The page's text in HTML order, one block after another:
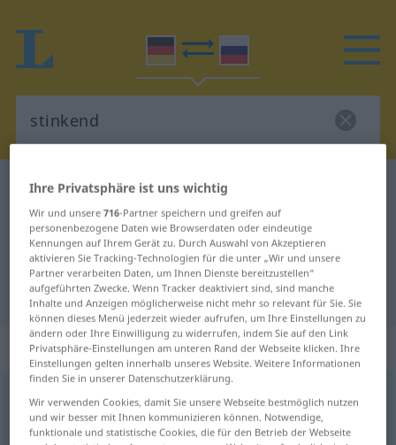
Deutsch-Russisch Wörterbuch
Deutsch-Russisch Übersetzung für
"stinkend"
"stinkend" Russisch Übersetzung
„stinkend“: Adjektiv
stinkend adj
Übersicht aller Übersetzungen
Ihre Privatsphäre ist uns wichtig
Wir und unsere716-Partner speichern und greifen auf
personenbezogene Daten wie Browserdaten oder eindeutige
Kennungen auf Ihrem Gerät zu. Durch Auswahl von Akzeptieren
aktivieren Sie Tracking-Technologien für die unter „Wir und unsere
Partner verarbeiten Daten, um Ihnen Dienste bereitzustellen“
aufgeführten Zwecke. Wenn Tracker deaktiviert sind, sind manche
Inhalte und Anzeigen möglicherweise nicht mehr so relevant für Sie. Sie
können dieses Menü jederzeit wieder aufrufen, um Ihre Einstellungen zu
ändern oder Ihre Einwilligung zu widerrufen, indem Sie auf den Link
Privatsphäre-Einstellungen am unteren Rand der Webseite klicken. Ihre
Einstellungen gelten innerhalb unseres Website. Weitere Informationen
finden Sie in unserer Datenschutzerklärung.
Wir verwenden Cookies, damit Sie unsere Webseite bestmöglich nutzen
und wir besser mit Ihnen kommunizieren können. Notwendige,
funktionale und statistische Cookies, die für den Betrieb der Webseite